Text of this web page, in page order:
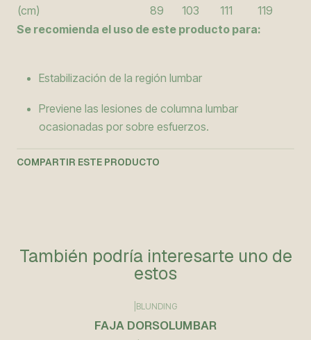
(cm)
89
103
111
119
Se recomienda el uso de este producto para:
Estabilización de la región lumbar
Previene las lesiones de columna lumbar
ocasionadas por sobre esfuerzos.
COMPARTIR ESTE PRODUCTO
También podría interesarte uno de
estos
BLUNDING
FAJA DORSOLUMBAR